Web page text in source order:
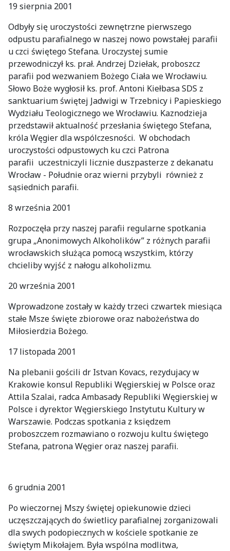
19 sierpnia 2001
Odbyły się uroczystości zewnętrzne pierwszego
odpustu parafialnego w naszej nowo powstałej parafii
u czci świętego Stefana. Uroczystej sumie
przewodniczył ks. prał. Andrzej Dziełak, proboszcz
parafii pod wezwaniem Bożego Ciała we Wrocławiu.
Słowo Boże wygłosił ks. prof. Antoni Kiełbasa SDS z
sanktuarium świętej Jadwigi w Trzebnicy i Papieskiego
Wydziału Teologicznego we Wrocławiu. Kaznodzieja
przedstawił aktualność przesłania świętego Stefana,
króla Węgier dla wspólczesności. W obchodach
uroczystości odpustowych ku czci Patrona
parafii uczestniczyli licznie duszpasterze z dekanatu
Wrocław - Południe oraz wierni przybyli również z
sąsiednich parafii.
8 września 2001
Rozpoczęła przy naszej parafii regularne spotkania
grupa „Anonimowych Alkoholików” z różnych parafii
wrocławskich służąca pomocą wszystkim, którzy
chcieliby wyjść z nałogu alkoholizmu.
20 września 2001
Wprowadzone zostały w każdy trzeci czwartek miesiąca
stałe Msze święte zbiorowe oraz nabożeństwa do
Miłosierdzia Bożego.
17 listopada 2001
Na plebanii gościli dr Istvan Kovacs, rezydujacy w
Krakowie konsul Republiki Węgierskiej w Polsce oraz
Attila Szalai, radca Ambasady Republiki Węgierskiej w
Polsce i dyrektor Węgierskiego Instytutu Kultury w
Warszawie. Podczas spotkania z księdzem
proboszczem rozmawiano o rozwoju kultu świętego
Stefana, patrona Węgier oraz naszej parafii.
6 grudnia 2001
Po wieczornej Mszy świętej opiekunowie dzieci
uczęszczających do świetlicy parafialnej zorganizowali
dla swych podopiecznych w kościele spotkanie ze
świętym Mikołajem. Była wspólna modlitwa,